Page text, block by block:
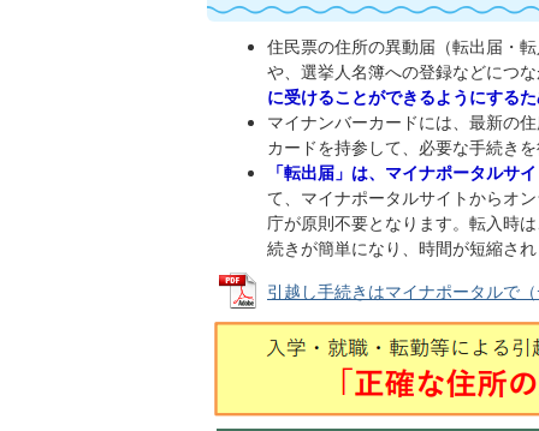
住民票の住所の異動届（転出届・
や、選挙人名簿への登録などにつな
に受けることができるようにする
マイナンバーカードには、最新の
カードを持参して、必要な手続きを
「転出届」は、マイナポータルサ
て、マイナポータルサイトからオ
庁が原則不要となります。転入時
続きが簡単になり、時間が短縮さ
引越し手続きはマイナポータルで